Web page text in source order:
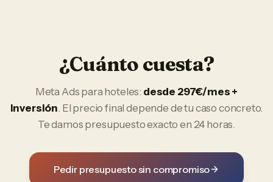
¿Cuánto cuesta?
Meta Ads parahoteles: desde 297€/mes +
inversión. El precio final depende de tu caso concreto.
Te damos presupuesto exacto en 24 horas.
Pedir presupuesto sin compromiso